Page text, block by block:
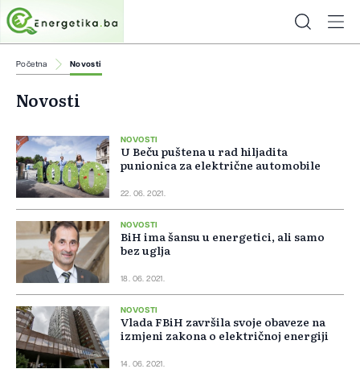
Početna Novosti
Novosti
NOVOSTI
U Beču puštena u rad hiljadita
punionica za električne automobile
22. 06. 2021.
NOVOSTI
BiH ima šansu u energetici, ali samo
bez uglja
18. 06. 2021.
NOVOSTI
Vlada FBiH završila svoje obaveze na
izmjeni zakona o električnoj energiji
14. 06. 2021.